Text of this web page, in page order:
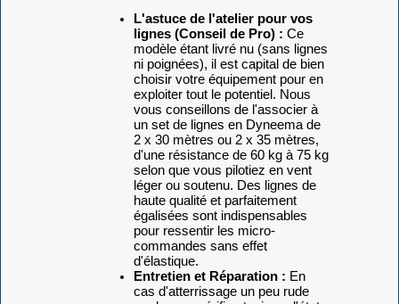
L'astuce de l'atelier pour vos
lignes (Conseil de Pro) : Ce
modèle étant livré nu (sans lignes
ni poignées), il est capital de bien
choisir votre équipement pour en
exploiter tout le potentiel. Nous
vous conseillons de l'associer à
un set de lignes en Dyneema de
2 x 30 mètres ou 2 x 35 mètres,
d'une résistance de 60 kg à 75 kg
selon que vous pilotiez en vent
léger ou soutenu. Des lignes de
haute qualité et parfaitement
égalisées sont indispensables
pour ressentir les micro-
commandes sans effet
d'élastique.
Entretien et Réparation : En
cas d'atterrissage un peu rude